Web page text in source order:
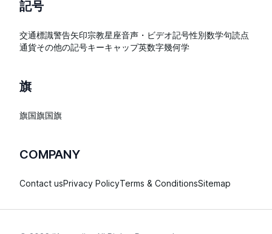
記号
交通標識警告矢印宗教星座音声・ビデオ記号性別数学句読点
通貨その他の記号キーキャップ英数字幾何学
旗
旗国旗国旗
COMPANY
Contact usPrivacy PolicyTerms & ConditionsSitemap